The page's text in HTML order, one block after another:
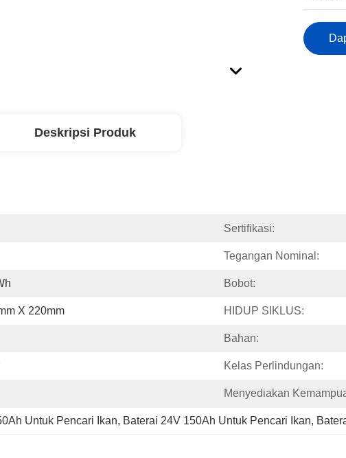
Deskripsi Produk
Sertifikasi:
Tegangan Nominal:
Bobot:
X 220mm HIDUP SIKLUS:
Bahan:
Kelas Perlindungan:
Menyediakan
Untuk Pencari Ikan, Baterai 24V 150Ah Untuk Pencari Ikan,